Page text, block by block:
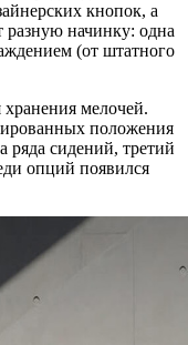
кнопок, а
начинку: одна
(от штатного
мелочей.
положения
ряда сидений, третий
опций появился